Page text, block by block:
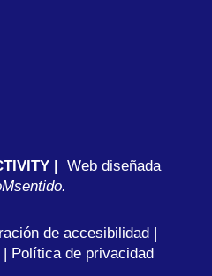
| Web diseñada
de accesibilidad|
| Política de privacidad